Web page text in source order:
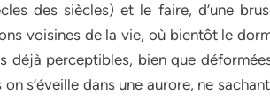
des siècles) et le faire, d’une
voisines de la vie, où bientôt le
déjà perceptibles, bien que
s’éveille dans une aurore, ne